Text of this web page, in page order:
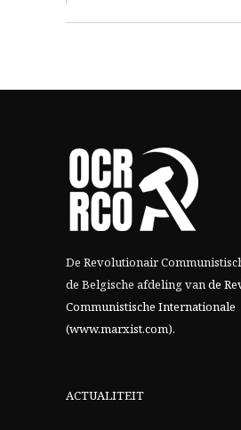
De Revolutionair
de Belgische afdeling vande
Communistische Internationale
(www.marxist.com).
ACTUALITEIT